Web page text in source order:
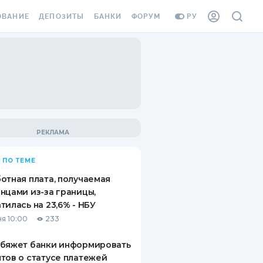
РУ
ВИНЬЕТКА
СОТРУДНИКОВ
ОТ
СЛУЧАЕВ
ДЕПОЗИТЫ
ВОПРОСЫ И ОТВЕТЫ
ПУТЕВОДИТЕЛИ ПО
СБЕРЕЖЕНИЯМ
БАНКИ ФОРУМ
ПО ТЕМЕ
плата, получаемая
из-за границы,
на 23,6% - НБУ
10:00 233
банки информировать
о статусе платежей